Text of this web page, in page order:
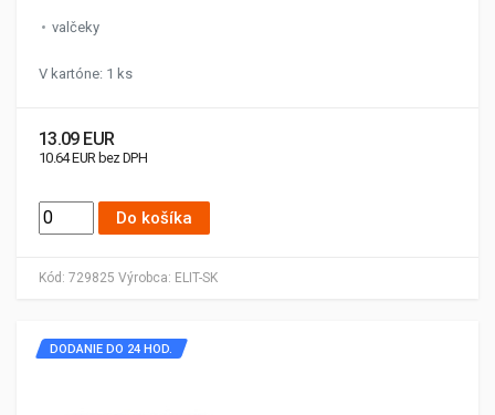
Kód: 729825 Výrobca: ELIT-SK
valčeky
V kartóne: 1 ks
13.09 EUR
10.64 EUR bez DPH
Do košíka
DODANIE DO 24 HOD.